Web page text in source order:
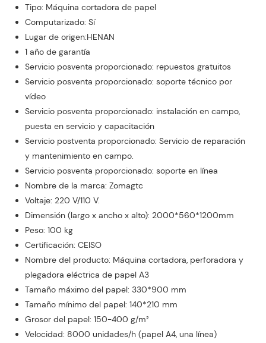
Tipo: Máquina cortadora de papel
Computarizado: Sí
Lugar de origen:HENAN
1 año de garantía
Servicio posventa proporcionado: repuestos gratuitos
Servicio posventa proporcionado: soporte técnico por
vídeo
Servicio posventa proporcionado: instalación en campo,
puesta en servicio y capacitación
Servicio postventa proporcionado: Servicio de reparación
y mantenimiento en campo.
Servicio posventa proporcionado: soporte en línea
Nombre de la marca: Zomagtc
Voltaje: 220 V/110 V.
Dimensión (largo x ancho x alto): 2000*560*1200mm
Peso: 100 kg
Certificación: CEISO
Nombre del producto: Máquina cortadora, perforadora y
plegadora eléctrica de papel A3
Tamaño máximo del papel: 330*900 mm
Tamaño mínimo del papel: 140*210 mm
Grosor del papel: 150-400 g/m²
Velocidad: 8000 unidades/h (papel A4, una línea)